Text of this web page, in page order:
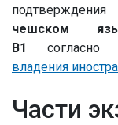
чешском
B1
владения
Части